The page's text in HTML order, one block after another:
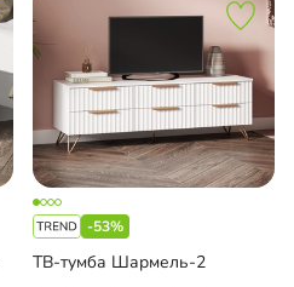
-53%
ТВ-тумба Шармель-2